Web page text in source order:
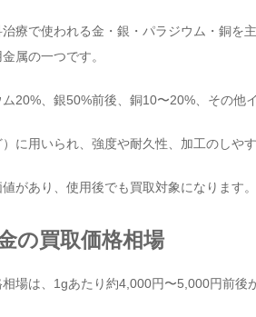
療で使われる金・銀・パラジウム・銅
属の一つです。
20%、銀50%前後、銅10〜20%、その他
に用いられ、強度や耐久性、加工のしや
があり、使用後でも買取対象になります。
の買取価格相場
場は、1gあたり約4,000円〜5,000円前後